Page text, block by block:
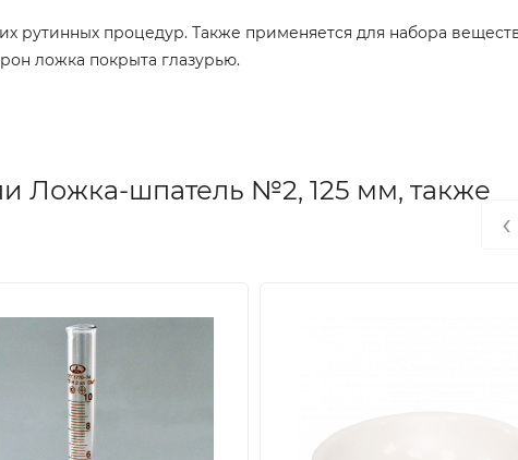
рутинных процедур. Также применяется для набора
ложка покрыта глазурью.
Ложка-шпатель №2, 125 мм, также
‹